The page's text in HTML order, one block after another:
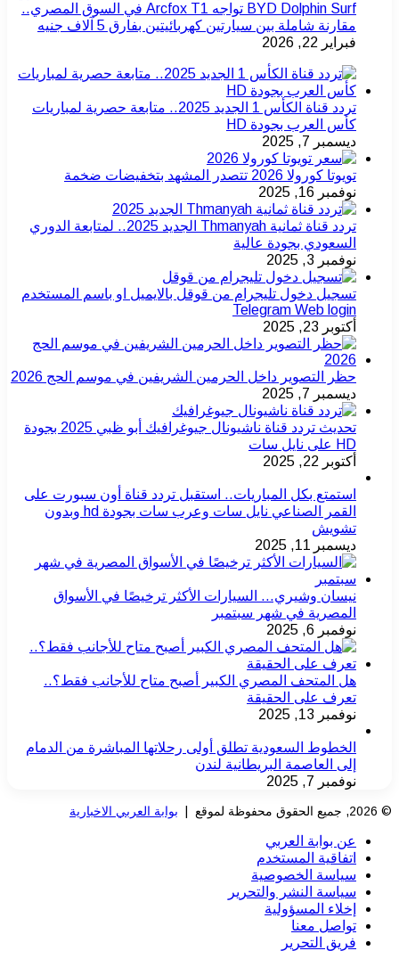
BYD Dolphin Surf تواجه Arcfox T1 في السوق المصري..
مقارنة شاملة بين سيارتين كهربائيتين بفارق 5 آلاف جنيه
فبراير 22, 2026
تردد قناة الكأس 1 الجديد 2025.. متابعة حصرية لمباريات
كأس العرب بجودة HD
ديسمبر 7, 2025
تويوتا كورولا 2026 تتصدر المشهد بتخفيضات ضخمة
نوفمبر 16, 2025
تردد قناة ثمانية Thmanyah الجديد 2025.. لمتابعة الدوري
السعودي بجودة عالية
نوفمبر 3, 2025
تسجيل دخول تليجرام من قوقل بالايميل او باسم المستخدم
Telegram Web login
أكتوبر 23, 2025
حظر التصوير داخل الحرمين الشريفين في موسم الحج 2026
ديسمبر 7, 2025
تحديث تردد قناة ناشيونال جيوغرافيك أبو ظبي 2025 بجودة
HD على نايل سات
أكتوبر 22, 2025
استمتع بكل المباريات.. استقبل تردد قناة أون سبورت على
القمر الصناعي نايل سات وعرب سات بجودة hd وبدون
تشويش
ديسمبر 11, 2025
نيسان وشيري… السيارات الأكثر ترخيصًا في الأسواق
المصرية في شهر سبتمبر
نوفمبر 6, 2025
هل المتحف المصري الكبير أصبح متاح للأجانب فقط؟..
تعرف على الحقيقة
نوفمبر 13, 2025
الخطوط السعودية تطلق أولى رحلاتها المباشرة من الدمام
إلى العاصمة البريطانية لندن
نوفمبر 7, 2025
© 2026, جميع الحقوق محفوظة لموقع | بوابة العربي الاخبارية
عن بوابة العربي
اتفاقية المستخدم
سياسة الخصوصية
سياسة النشر والتحرير
إخلاء المسؤولية
تواصل معنا
فريق التحرير